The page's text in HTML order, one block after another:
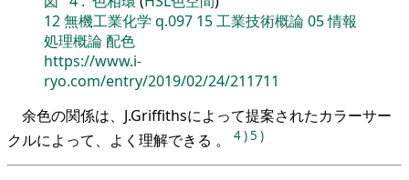
12無機工業化学 q.097 15工業技術概論05情報
処理概論配色
https://www.i-
ryo.com/entry/2019/02/24/211711
余色の関係は、J.Griffithsによって提案されたカラーサー
クルによって、よく理解できる 。
4)5 )